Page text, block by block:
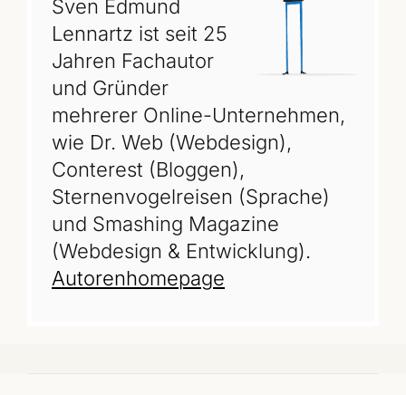
Sven Edmund
Lennartz ist seit 25
Jahren Fachautor
und Gründer
mehrerer Online-Unternehmen,
wie Dr. Web (Webdesign),
Conterest (Bloggen),
Sternenvogelreisen (Sprache)
und Smashing Magazine
(Webdesign & Entwicklung).
Autorenhomepage